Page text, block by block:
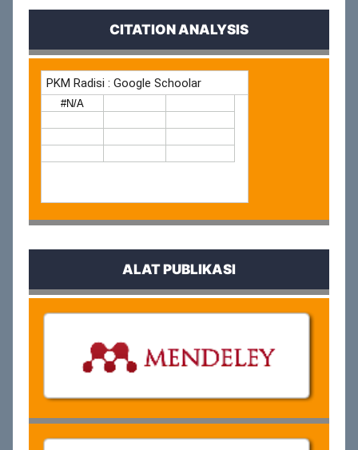
CITATION ANALYSIS
ALAT PUBLIKASI